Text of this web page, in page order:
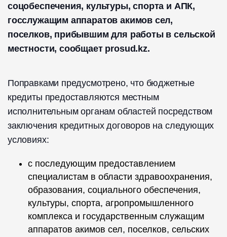
соцобеспечения, культуры, спорта и АПК,
госслужащим аппаратов акимов сел,
поселков, прибывшим для работы в сельской
местности, сообщает prosud.kz.
Поправками предусмотрено, что бюджетные
кредиты предоставляются местным
исполнительным органам областей посредством
заключения кредитных договоров на следующих
условиях:
с последующим предоставлением
специалистам в области здравоохранения,
образования, социального обеспечения,
культуры, спорта, агропромышленного
комплекса и государственным служащим
аппаратов акимов сел, поселков, сельских